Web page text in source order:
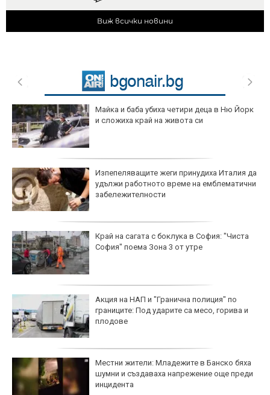
Виж всички новини
Майка и баба убиха четири деца в Ню Йорк
и сложиха край на живота си
Изпепеляващите жеги принудиха Италия да
удължи работното време на емблематични
забележителности
Край на сагата с боклука в София: "Чиста
София" поема Зона 3 от утре
Акция на НАП и "Гранична полиция" по
границите: Под ударите са месо, горива и
плодове
Местни жители: Младежите в Банско бяха
шумни и създаваха напрежение още преди
инцидента